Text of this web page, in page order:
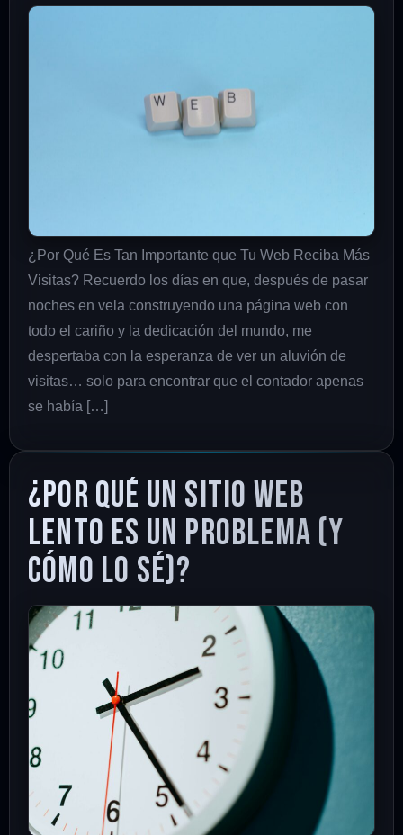
¿Por Qué Es Tan Importante que Tu Web Reciba Más
Visitas? Recuerdo los días en que, después de pasar
noches en vela construyendo una página web con
todo el cariño y la dedicación del mundo, me
despertaba con la esperanza de ver un aluvión de
visitas… solo para encontrar que el contador apenas
se había […]
¿Por qué un sitio web
lento es un problema (y
cómo lo sé)?